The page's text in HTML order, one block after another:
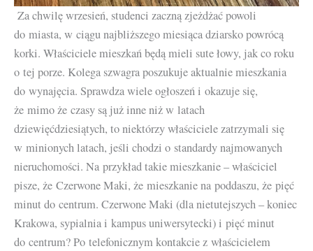
Za chwilę wrzesień, studenci zaczną zjeżdżać powoli
do miasta, w ciągu najbliższego miesiąca dziarsko powrócą
korki. Właściciele mieszkań będą mieli sute łowy, jak co roku
o tej porze. Kolega szwagra poszukuje aktualnie mieszkania
do wynajęcia. Sprawdza wiele ogłoszeń i okazuje się,
że mimo że czasy są już inne niż w latach
dziewięćdziesiątych, to niektórzy właściciele zatrzymali się
w minionych latach, jeśli chodzi o standardy najmowanych
nieruchomości. Na przykład takie mieszkanie – właściciel
pisze, że Czerwone Maki, że mieszkanie na poddaszu, że pięć
minut do centrum. Czerwone Maki (dla nietutejszych – koniec
Krakowa, sypialnia i kampus uniwersytecki) i pięć minut
do centrum? Po telefonicznym kontakcie z właścicielem